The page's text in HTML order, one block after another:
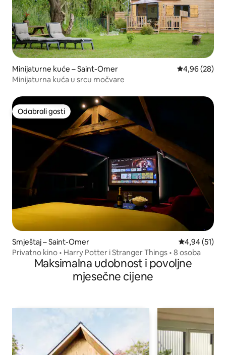
Minijaturne kuće – Saint-Omer Prosječna
4,96 (28)
Minijaturna kuća u srcu močvare
Odabrali gosti
Odabrali gosti
Smještaj – Saint-Omer Prosječna
4,94 (51)
Privatno kino • Harry Potter i Stranger Things • 8 osoba
Maksimalna udobnost i povoljne
mjesečne cijene